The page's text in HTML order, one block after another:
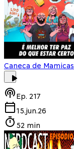
Caneca de Mamicas
Ep. 217
15.jun.26
52 min